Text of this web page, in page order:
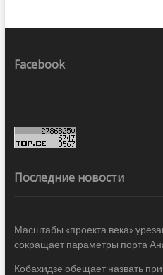
Facebook
Последние новости
Масштабы «проекта века»
сокращает параметры порта
Кобахидзе обещает назвать